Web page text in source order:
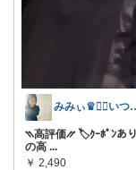
みみぃ♛👯‍♀️
⳹高評価⳼ 🏷️ｸｰﾎﾟﾝあ
の高 ...
￥ 2,490